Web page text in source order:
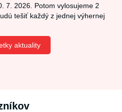
7. 2026. Potom vylosujeme 2
tešiť každý z jednej výhernej
aktuality